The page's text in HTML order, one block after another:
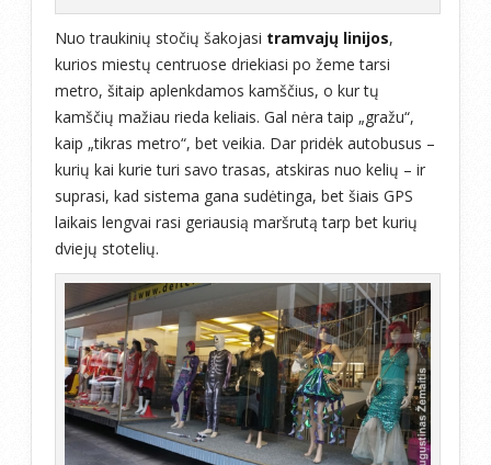
Nuo traukinių stočių šakojasi tramvajų linijos,
kurios miestų centruose driekiasi po žeme tarsi
metro, šitaip aplenkdamos kamščius, o kur tų
kamščių mažiau rieda keliais. Gal nėra taip „gražu“,
kaip „tikras metro“, bet veikia. Dar pridėk autobusus –
kurių kai kurie turi savo trasas, atskiras nuo kelių – ir
suprasi, kad sistema gana sudėtinga, bet šiais GPS
laikais lengvai rasi geriausią maršrutą tarp bet kurių
dviejų stotelių.